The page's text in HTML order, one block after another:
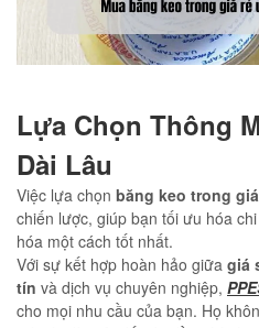
Lựa Chọn Thông
Dài Lâu
Việc lựa chọn băng keo trong
chiến lược, giúp bạn tối ưu hóa
hóa một cách tốt nhất.
Với sự kết hợp hoàn hảo giữa giá
tín và dịch vụ chuyên nghiệp,
cho mọi nhu cầu của bạn. Họ